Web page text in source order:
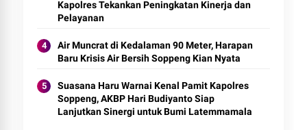
Kapolres Tekankan Peningkatan Kinerja dan
Pelayanan
Air Muncrat di Kedalaman 90 Meter, Harapan
Baru Krisis Air Bersih Soppeng Kian Nyata
Suasana Haru Warnai Kenal Pamit Kapolres
Soppeng, AKBP Hari Budiyanto Siap
Lanjutkan Sinergi untuk Bumi Latemmamala